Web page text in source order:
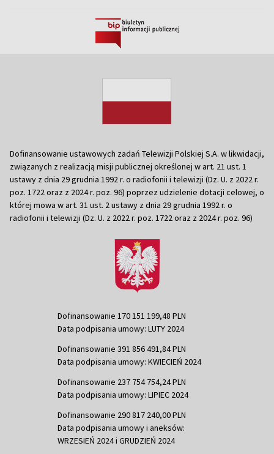
Dofinansowanie ustawowych zadań Telewizji Polskiej S.A. w likwidacji,
związanych z realizacją misji publicznej określonej w art. 21 ust. 1
ustawy z dnia 29 grudnia 1992 r. o radiofonii i telewizji (Dz. U. z 2022 r.
poz. 1722 oraz z 2024 r. poz. 96) poprzez udzielenie dotacji celowej, o
której mowa w art. 31 ust. 2 ustawy z dnia 29 grudnia 1992 r. o
radiofonii i telewizji (Dz. U. z 2022 r. poz. 1722 oraz z 2024 r. poz. 96)
Dofinansowanie 170 151 199,48 PLN
Data podpisania umowy: LUTY 2024
Dofinansowanie 391 856 491,84 PLN
Data podpisania umowy: KWIECIEŃ 2024
Dofinansowanie 237 754 754,24 PLN
Data podpisania umowy: LIPIEC 2024
Dofinansowanie 290 817 240,00 PLN
Data podpisania umowy i aneksów:
WRZESIEŃ 2024 i GRUDZIEŃ 2024